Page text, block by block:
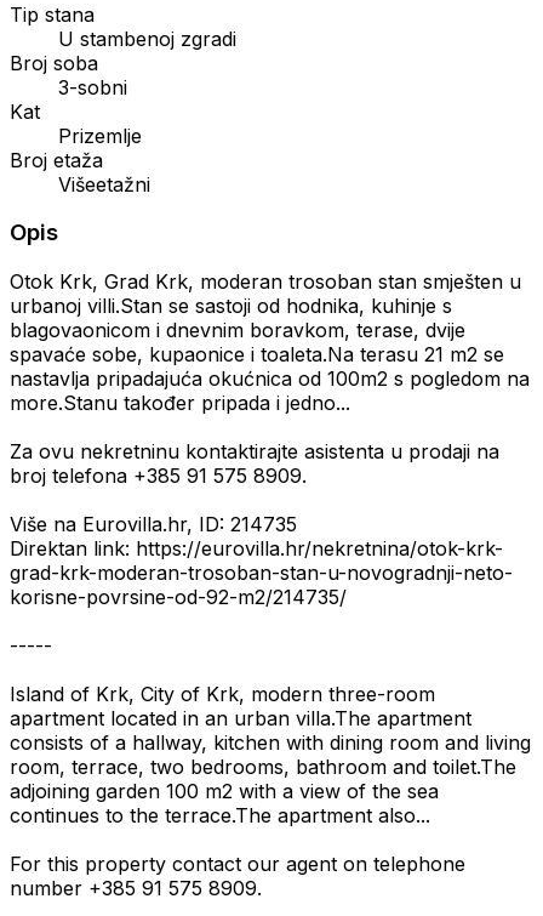
Tip stana
U stambenoj zgradi
Broj soba
3-sobni
Kat
Prizemlje
Broj etaža
Višeetažni
Opis
Otok Krk, Grad Krk, moderan trosoban stan smješten u
urbanoj villi.Stan se sastoji od hodnika, kuhinje s
blagovaonicom i dnevnim boravkom, terase, dvije
spavaće sobe, kupaonice i toaleta.Na terasu 21 m2 se
nastavlja pripadajuća okućnica od 100m2 s pogledom na
more.Stanu također pripada i jedno...
Za ovu nekretninu kontaktirajte asistenta u prodaji na
broj telefona +385 91 575 8909.
Više na Eurovilla.hr, ID: 214735
Direktan link: https://eurovilla.hr/nekretnina/otok-krk-
grad-krk-moderan-trosoban-stan-u-novogradnji-neto-
korisne-povrsine-od-92-m2/214735/
-----
Island of Krk, City of Krk, modern three-room
apartment located in an urban villa.The apartment
consists of a hallway, kitchen with dining room and living
room, terrace, two bedrooms, bathroom and toilet.The
adjoining garden 100 m2 with a view of the sea
continues to the terrace.The apartment also...
For this property contact our agent on telephone
number +385 91 575 8909.